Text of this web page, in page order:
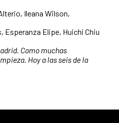
Ileana Wilson,
Esperanza Elipe, Huichi Chiu
Como muchas
Hoy a las seis de la